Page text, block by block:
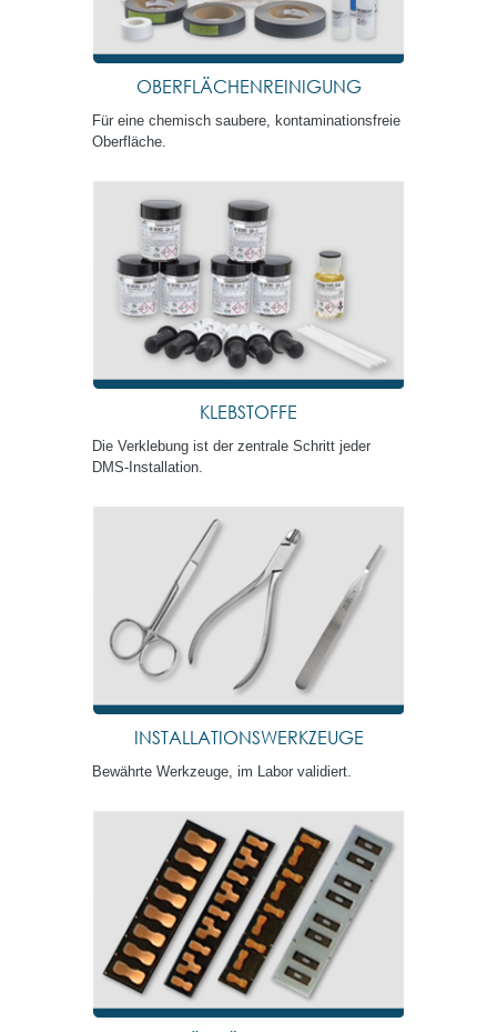
OBERFLÄCHENREINIGUNG
Für eine chemisch saubere, kontaminationsfreie
Oberfläche.
KLEBSTOFFE
Die Verklebung ist der zentrale Schritt jeder
DMS-Installation.
INSTALLATIONSWERKZEUGE
Bewährte Werkzeuge, im Labor validiert.